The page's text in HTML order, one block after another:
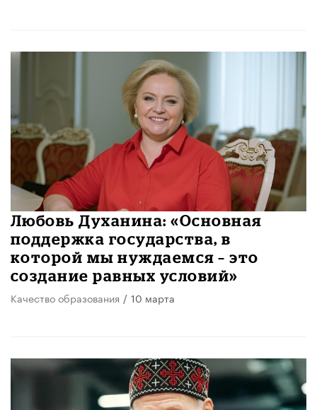
Любовь Духанина: «Основная
поддержка государства, в
которой мы нуждаемся – это
создание равных условий»
Качество образования / 10 марта